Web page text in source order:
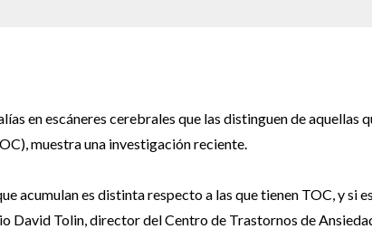
en escáneres cerebrales que las distinguen de aquellas
muestra una investigación reciente.
acumulan es distinta respecto a las que tienen TOC, y si
David Tolin, director del Centro de Trastornos de